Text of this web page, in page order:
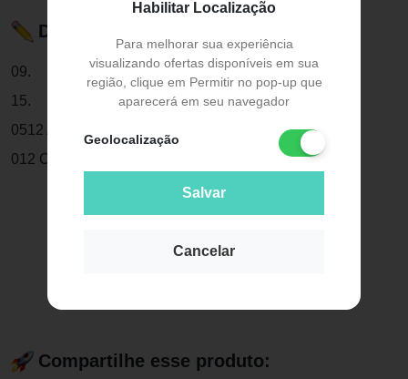
Habilitar Localização
Para melhorar sua experiência
visualizando ofertas disponíveis em sua
região, clique em Permitir no pop-up que
aparecerá em seu navegador
Geolocalização
Salvar
Cancelar
Descrição do Produto
09.
15.
0512 Arco Niti Se Natural Sup.
012 Com 10 - Adite
Compartilhe esse produto: